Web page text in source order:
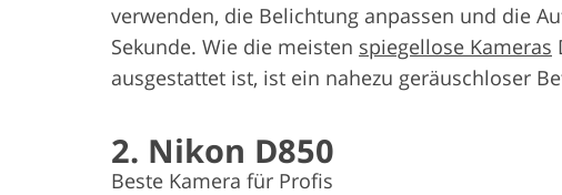
verwenden, die Belichtung anpassen und die
Sekunde. Wie die meisten spiegellose Kameras
ausgestattet ist, ist ein nahezu geräuschloser
2. Nikon D850
Beste Kamera für Profis